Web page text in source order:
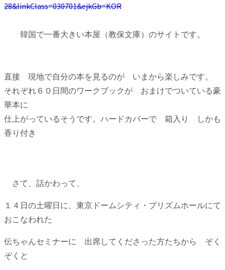
28&linkClass=030701&ejkGb=KOR
韓国で一番大きい本屋（教保文庫）のサイトです。
直接 現地で自分の本を見るのが いまから楽しみです。
それぞれ６０日間のワークブックが おまけでついている豪
華本に
仕上がっているそうです。ハードカバーで 箱入り しかも
香り付き
さて、話かわって、
１４日の土曜日に、東京ドームシティ・プリズムホールにて
おこなわれた
伝ちゃんセミナーに 出席してくださった方たちから ぞく
ぞくと